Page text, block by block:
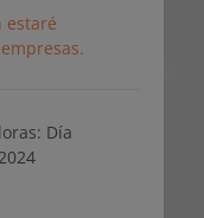
estaré
Día